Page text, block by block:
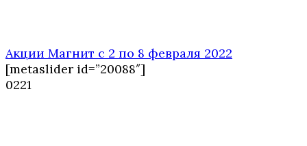
Акции Магнит с 2 по 8 февраля 2022
[metaslider id=”20088″]
0221